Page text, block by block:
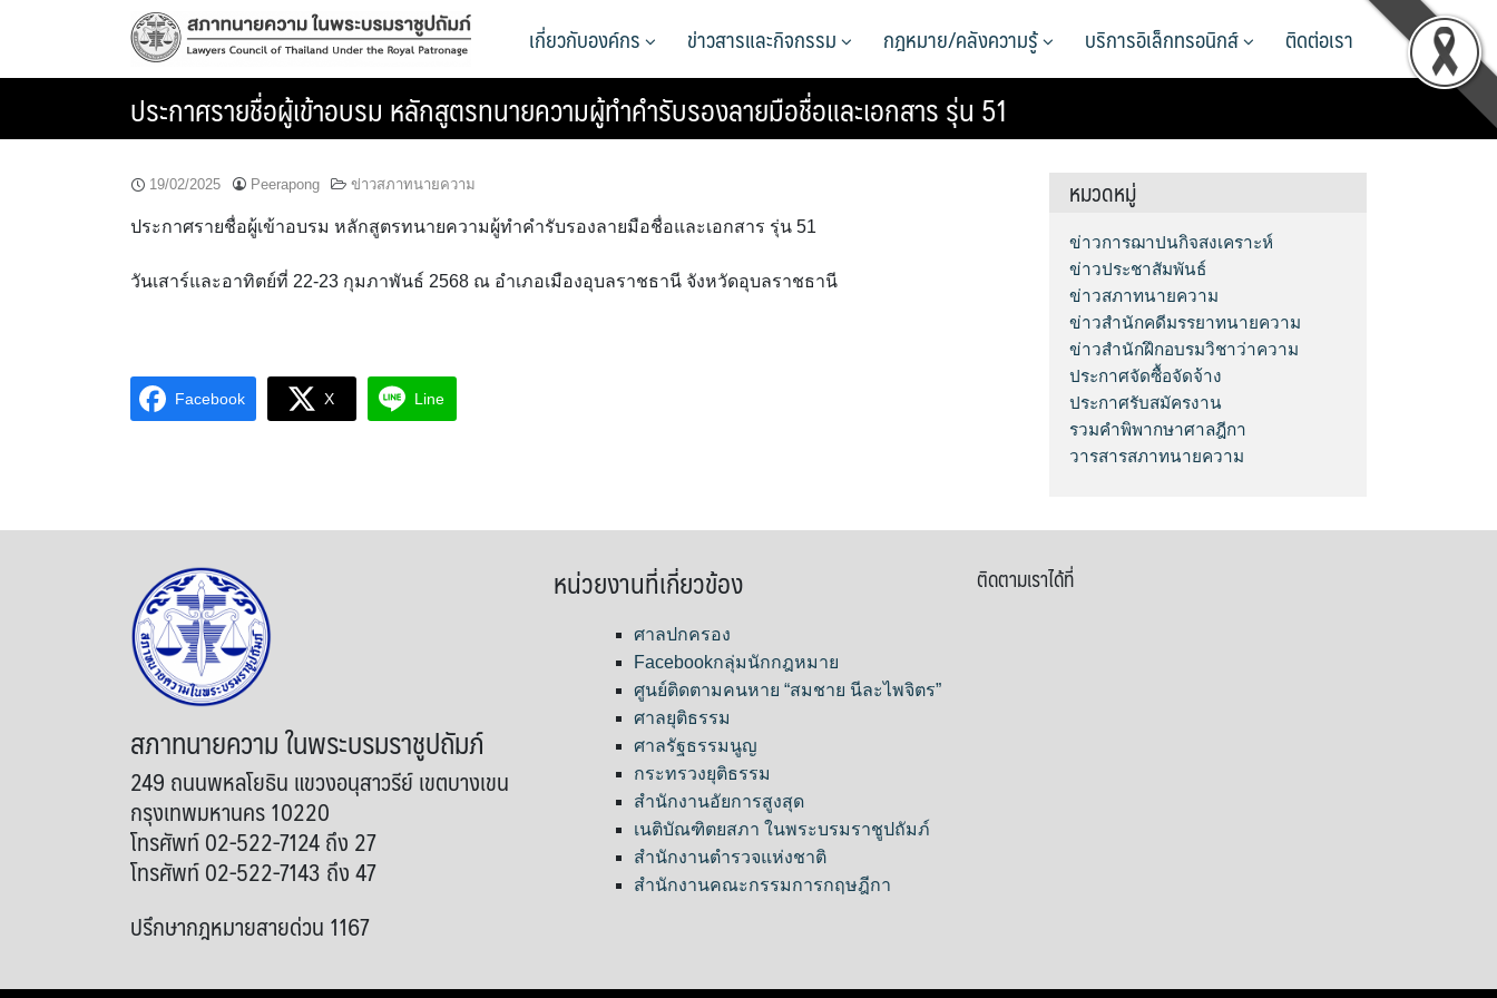
เกี่ยวกับองค์กร ข่าวสารและกิจกรรม กฎหมาย/คลังความรู้ บริการอิเล็กทรอนิกส์ ติดต่อเรา
ประกาศรายชื่อผู้เข้าอบรม หลักสูตรทนายความผู้ทำคำรับรองลายมือชื่อและเอกสาร รุ่น 51
19/02/2025 Peerapong ข่าวสภาทนายความ
ประกาศรายชื่อผู้เข้าอบรม หลักสูตรทนายความผู้ทำคำรับรองลายมือชื่อและเอกสาร รุ่น 51
วันเสาร์และอาทิตย์ที่ 22-23 กุมภาพันธ์ 2568 ณ อำเภอเมืองอุบลราชธานี จังหวัดอุบลราชธานี
Facebook X Line
หมวดหมู่
ข่าวการฌาปนกิจสงเคราะห์
ข่าวประชาสัมพันธ์
ข่าวสภาทนายความ
ข่าวสำนักคดีมรรยาทนายความ
ข่าวสำนักฝึกอบรมวิชาว่าความ
ประกาศจัดซื้อจัดจ้าง
ประกาศรับสมัครงาน
รวมคำพิพากษาศาลฎีกา
วารสารสภาทนายความ
สภาทนายความ ในพระบรมราชูปถัมภ์
249 ถนนพหลโยธิน แขวงอนุสาวรีย์ เขตบางเขน
กรุงเทพมหานคร 10220
โทรศัพท์ 02-522-7124 ถึง 27
โทรศัพท์ 02-522-7143 ถึง 47
ปรึกษากฎหมายสายด่วน 1167
หน่วยงานที่เกี่ยวข้อง
ศาลปกครอง
Facebookกลุ่มนักกฎหมาย
ศูนย์ติดตามคนหาย “สมชาย นีละไพจิตร”
ศาลยุติธรรม
ศาลรัฐธรรมนูญ
กระทรวงยุติธรรม
สำนักงานอัยการสูงสุด
เนติบัณฑิตยสภา ในพระบรมราชูปถัมภ์
สำนักงานตำรวจแห่งชาติ
สำนักงานคณะกรรมการกฤษฎีกา
ติดตามเราได้ที่